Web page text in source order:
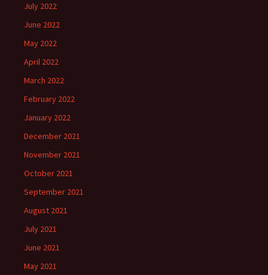
July 2022
June 2022
May 2022
April 2022
March 2022
February 2022
January 2022
December 2021
November 2021
October 2021
September 2021
August 2021
July 2021
June 2021
May 2021